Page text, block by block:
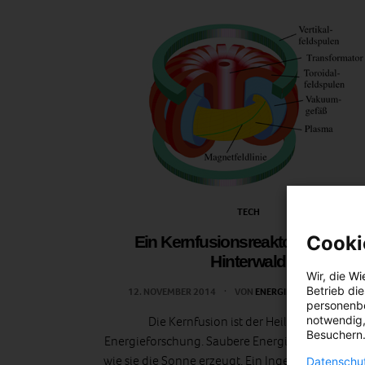
TECH
Ein Kernfusionsreaktor aus dem
Hinterwald
12. NOVEMBER 2014 VON ENERGIELEBEN
Die Kernfusion ist der Heilige Gral der
Energieforschung. Saubere Energie in Hülle und
wie sie die Sonne erzeugt. Ein Ingenieur will in
Wir, die
Betrieb